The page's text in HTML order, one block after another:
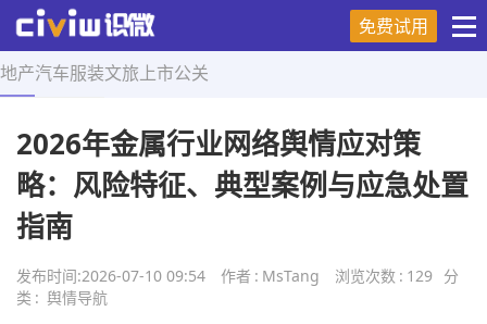
免费试用
地产汽车服装文旅 上市公关
首页 > 舆情导航 > 正文
2026年金属行业网络舆情应对策
略：风险特征、典型案例与应急处置
指南
发布时间:2026-07-10 09:54 作者 : MsTang 浏览次数 : 129 分
类 : 舆情导航